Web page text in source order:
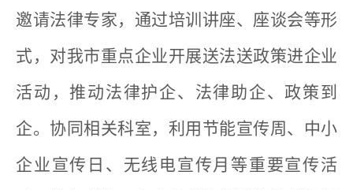
邀请法律专家，通过培训讲座、座谈会等形
式，对我市重点企业开展送法送政策进企业
活动，推动法律护企、法律助企、政策到
企。协同相关科室，利用节能宣传周、中小
企业宣传日、无线电宣传月等重要宣传活